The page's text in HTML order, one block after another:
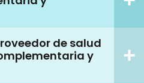
de salud
y